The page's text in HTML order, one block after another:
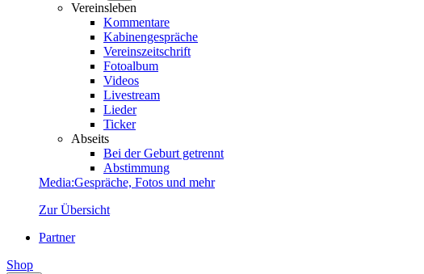
Vereinsleben
Kommentare
Kabinengespräche
Vereinszeitschrift
Fotoalbum
Videos
Livestream
Lieder
Ticker
Abseits
Bei der Geburt getrennt
Abstimmung
Media:Gespräche, Fotos und mehr
Zur Übersicht
Partner
Shop